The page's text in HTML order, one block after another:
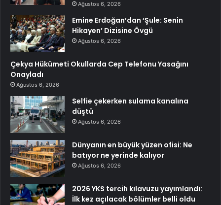
Ağustos 6, 2026
Emine Erdoğan’dan ‘Şule: Senin
Hikayen’ Dizisine Övgü
Ağustos 6, 2026
Çekya Hükümeti Okullarda Cep Telefonu Yasağını
Onayladı
Ağustos 6, 2026
Selfie çekerken sulama kanalına
düştü
Ağustos 6, 2026
Dünyanın en büyük yüzen ofisi: Ne
batıyor ne yerinde kalıyor
Ağustos 6, 2026
2026 YKS tercih kılavuzu yayımlandı:
İlk kez açılacak bölümler belli oldu